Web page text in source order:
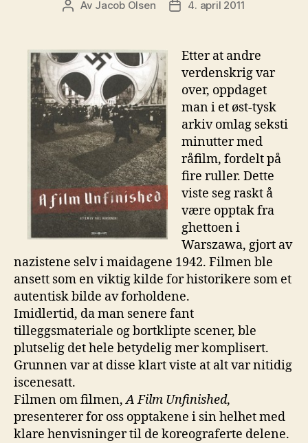
Innleggsforfatter
Av Jacob Olsen Publiseringsdato
4. april 2011
Etter at andre
verdenskrig var
over, oppdaget
man i et øst-tysk
arkiv omlag seksti
minutter med
råfilm, fordelt på
fire ruller. Dette
viste seg raskt å
være opptak fra
ghettoen i
Warszawa, gjort av
nazistene selv i maidagene 1942. Filmen ble
ansett som en viktig kilde for historikere som et
autentisk bilde av forholdene.
Imidlertid, da man senere fant
tilleggsmateriale og bortklipte scener, ble
plutselig det hele betydelig mer komplisert.
Grunnen var at disse klart viste at alt var nitidig
iscenesatt.
Filmen om filmen,A Film Unfinished,
presenterer for oss opptakene i sin helhet med
klare henvisninger til de koreograferte delene.